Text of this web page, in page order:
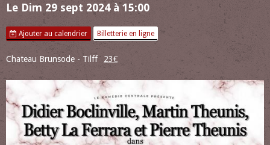
Le Dim 29 sept 2024 à 15:00
Ajouter au calendrier Billetterie en ligne
Chateau Brunsode - Tilff 23€